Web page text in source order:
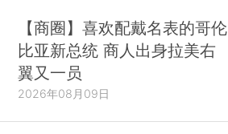
【商圈】喜欢配戴名表的哥伦
比亚新总统 商人出身拉美右
翼又一员
2026年08月09日